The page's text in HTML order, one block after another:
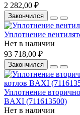
2 282,00 ₽
Закончился
Уплотнение
Нет в наличии
93 718,00 ₽
Закончился
Уплотнение
BAXI (711613500)
Нет в наличии